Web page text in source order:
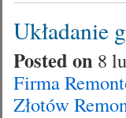
Układanie
Posted on 8
Firma
Złotów